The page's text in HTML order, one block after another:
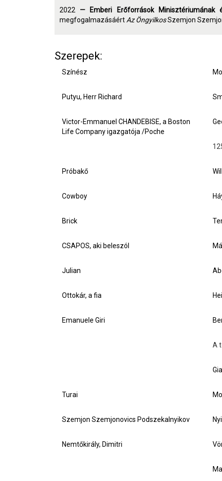
2022 —
Emberi Erőforrások
megfogalmazásáért Az ÖngyilkosSzemjon
Szerepek:
Színész
Putyu, Herr Richard
Victor-Emmanuel CHANDEBISE, a Boston
Life Company igazgatója /Poche
Próbakő
Cowboy
Brick
CSAPOS, aki beleszól
Julian
Ottokár, a fia
Emanuele Giri
A
Turai
Szemjon Szemjonovics Podszekalnyikov
Nemtőkirály, Dimitri